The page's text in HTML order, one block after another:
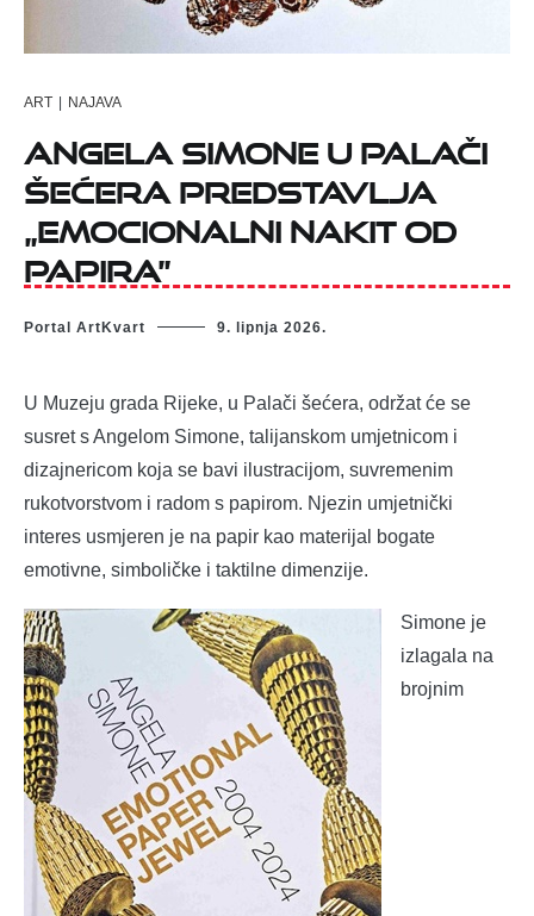
ART NAJAVA
Angela Simone u Palači
šećera predstavlja
„Emocionalni nakit od
papira”
Portal ArtKvart 9. lipnja 2026.
U Muzeju grada Rijeke, u Palači šećera, održat će se
susret s Angelom Simone, talijanskom umjetnicom i
dizajnericom koja se bavi ilustracijom, suvremenim
rukotvorstvom i radom s papirom. Njezin umjetnički
interes usmjeren je na papir kao materijal bogate
emotivne, simboličke i taktilne dimenzije.
Simone je
izlagala na
brojnim